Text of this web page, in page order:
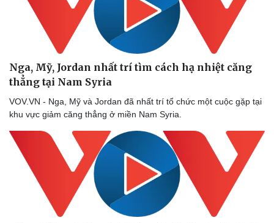
Nga, Mỹ, Jordan nhất trí tìm cách hạ nhiệt căng
thẳng tại Nam Syria
VOV.VN - Nga, Mỹ và Jordan đã nhất trí tổ chức một cuộc gặp tại
khu vực giảm căng thẳng ở miền Nam Syria.